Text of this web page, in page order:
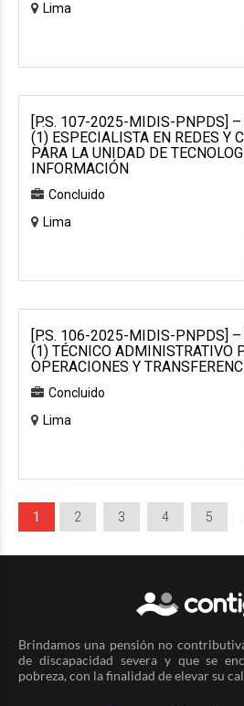
Lima
[P.S. 107-2025-MIDIS-PNPDS] –
(1) ESPECIALISTA EN REDES Y
PARA LA UNIDAD DE
INFORMACIÓN
Concluido
Lima
[P.S. 106-2025-MIDIS-PNPDS] –
(1) TÉCNICO ADMINISTRATIVO
OPERACIONES Y
Concluido
Lima
1 2 3 4 5
Brindamos una pensión no
de discapacidad severa y que se
pobreza, con la finalidad de elevar su